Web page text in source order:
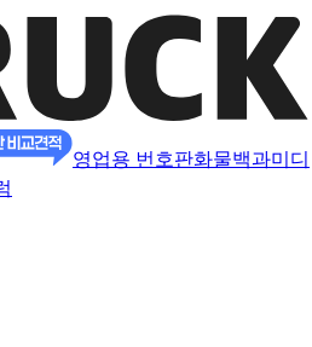
영업용 번호판화물백과미디